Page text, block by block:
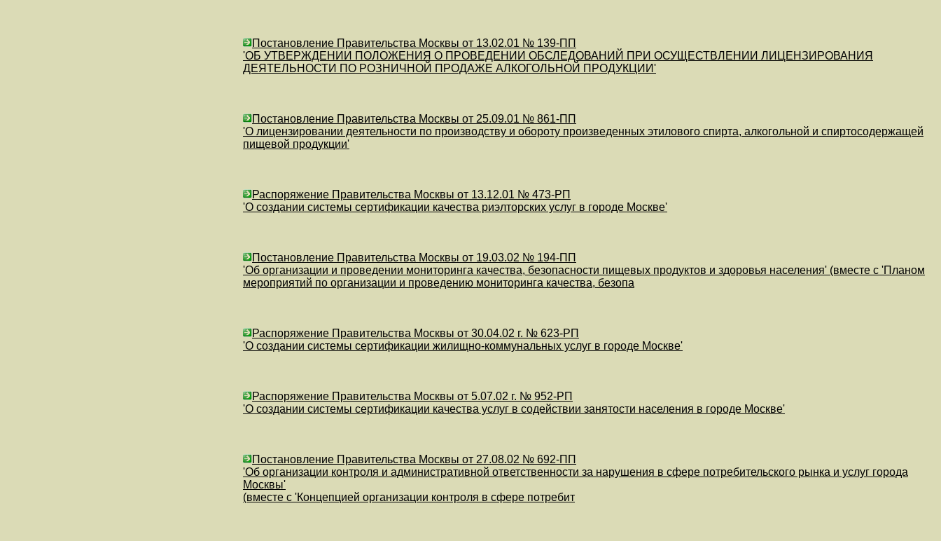
Постановление Правительства Москвы от 13.02.01 № 139-ПП
'ОБ УТВЕРЖДЕНИИ ПОЛОЖЕНИЯ О ПРОВЕДЕНИИ ОБСЛЕДОВАНИЙ ПРИ ОСУЩЕСТВЛЕНИИ ЛИЦЕНЗИРОВАНИЯ
ДЕЯТЕЛЬНОСТИ ПО РОЗНИЧНОЙ ПРОДАЖЕ АЛКОГОЛЬНОЙ ПРОДУКЦИИ'
Постановление Правительства Москвы от 25.09.01 № 861-ПП
'О лицензировании деятельности по производству и обороту произведенных этилового спирта, алкогольной и спиртосодержащей
пищевой продукции'
Распоряжение Правительства Москвы от 13.12.01 № 473-РП
'О создании системы сертификации качества риэлторских услуг в городе Москве'
Постановление Правительства Москвы от 19.03.02 № 194-ПП
'Об организации и проведении мониторинга качества, безопасности пищевых продуктов и здоровья населения' (вместе с 'Планом
мероприятий по организации и проведению мониторинга качества, безопа
Распоряжение Правительства Москвы от 30.04.02 г. № 623-РП
'О создании системы сертификации жилищно-коммунальных услуг в городе Москве'
Распоряжение Правительства Москвы от 5.07.02 г. № 952-РП
'О создании системы сертификации качества услуг в содействии занятости населения в городе Москве'
Постановление Правительства Москвы от 27.08.02 № 692-ПП
'Об организации контроля и административной ответственности за нарушения в сфере потребительского рынка и услуг города
Москвы'
(вместе с 'Концепцией организации контроля в сфере потребит